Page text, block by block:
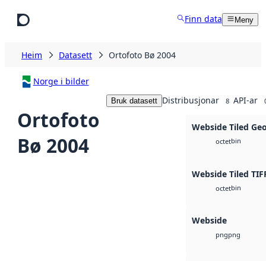
Finn data Meny
Heim Datasett Ortofoto Bø 2004
Norge i bilder
Ortofoto
Bø 2004
Bruk datasett Distribusjonar 8 API-ar
Webside Tiled
octetbin
Webside Tiled
octetbin
Webside
pngpng